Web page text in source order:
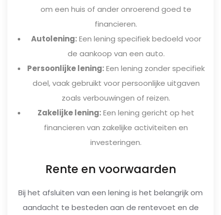
om een huis of ander onroerend goed te
financieren.
Autolening:Een lening specifiek bedoeld voor
de aankoop van een auto.
Persoonlijke lening:Een lening zonder specifiek
doel, vaak gebruikt voor persoonlijke uitgaven
zoals verbouwingen of reizen.
Zakelijke lening:Een lening gericht op het
financieren van zakelijke activiteiten en
investeringen.
Rente en voorwaarden
Bij het afsluiten van een lening is het belangrijk om
aandacht te besteden aan de rentevoet en de